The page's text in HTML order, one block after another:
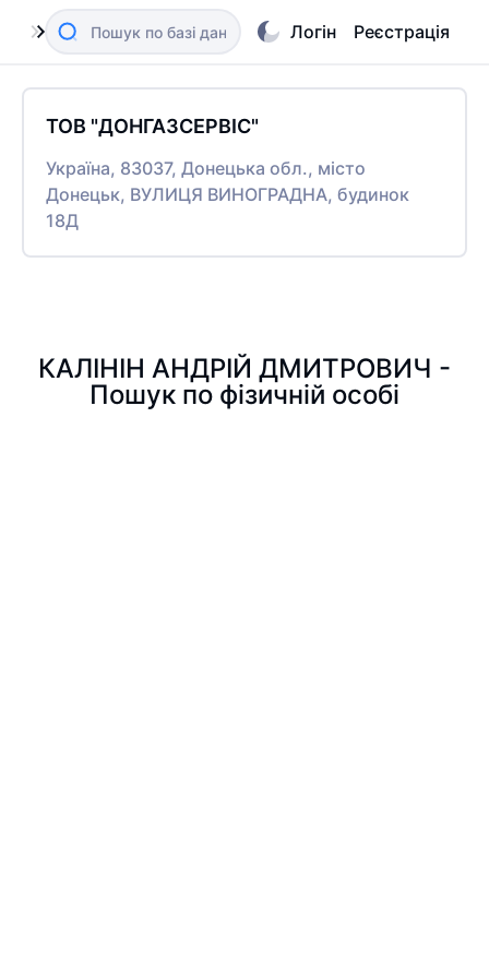
Логін Реєстрація
ТОВ "ДОНГАЗСЕРВІС"
Україна, 83037, Донецька обл., місто
Донецьк, ВУЛИЦЯ ВИНОГРАДНА, будинок
18Д
КАЛІНІН АНДРІЙ ДМИТРОВИЧ -
Пошук по фізичній особі